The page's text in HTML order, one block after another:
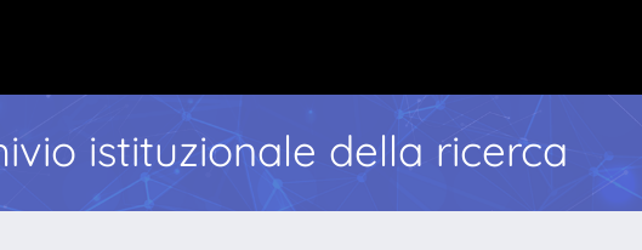
istituzionale della ricerca